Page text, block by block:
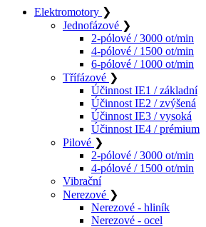
Elektromotory ❯
Jednofázové ❯
2-pólové / 3000 ot/min
4-pólové / 1500 ot/min
6-pólové / 1000 ot/min
Třífázové ❯
Účinnost IE1 / základní
Účinnost IE2 / zvýšená
Účinnost IE3 / vysoká
Účinnost IE4 / prémium
Pilové ❯
2-pólové / 3000 ot/min
4-pólové / 1500 ot/min
Vibrační
Nerezové ❯
Nerezové - hliník
Nerezové - ocel